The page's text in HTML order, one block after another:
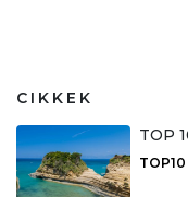
CIKKEK
TOP
TOP10